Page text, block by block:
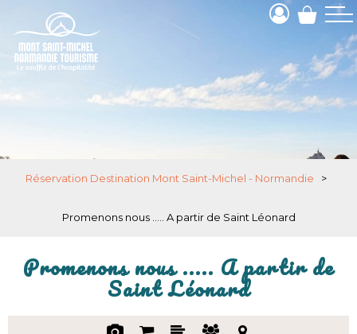
Réservation Destination Mont Saint-Michel - Normandie >
Promenons nous ..... A partir de Saint Léonard
Promenons nous ..... A partir de
Saint Léonard